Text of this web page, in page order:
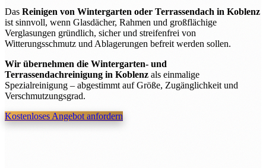
Das Reinigen von Wintergarten oder Terrassendach in Koblenz
ist sinnvoll, wenn Glasdächer, Rahmen und großflächige
Verglasungen gründlich, sicher und streifenfrei von
Witterungsschmutz und Ablagerungen befreit werden sollen.
Wir übernehmen die Wintergarten- und
Terrassendachreinigung in Koblenz als einmalige
Spezialreinigung – abgestimmt auf Größe, Zugänglichkeit und
Verschmutzungsgrad.
Kostenloses Angebot anfordern